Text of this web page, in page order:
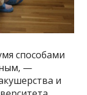
способами
—
и